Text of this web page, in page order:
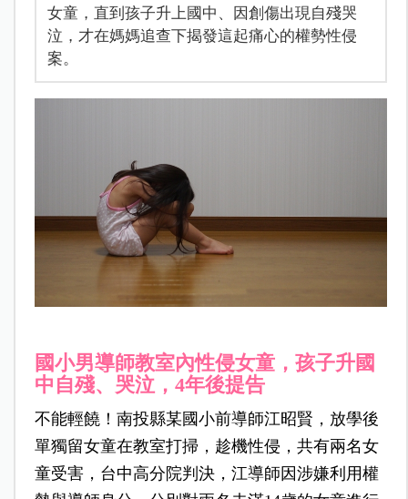
女童，直到孩子升上國中、因創傷出現自殘哭
泣，才在媽媽追查下揭發這起痛心的權勢性侵
案。
國小男導師教室內性侵女童，孩子升國
中自殘、哭泣，4年後提告
不能輕饒！南投縣某國小前導師江昭賢，放學後
單獨留女童在教室打掃，趁機性侵，共有兩名女
童受害，台中高分院判決，江導師因涉嫌利用權